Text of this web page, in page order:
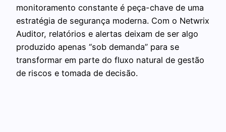
monitoramento constante é peça-chave de uma
estratégia de segurança moderna. Com o Netwrix
Auditor, relatórios e alertas deixam de ser algo
produzido apenas “sob demanda” para se
transformar em parte do fluxo natural de gestão
de riscos e tomada de decisão.